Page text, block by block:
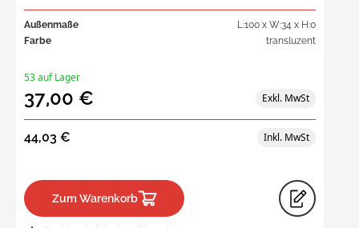
Außenmaße
L:100 x W:34 x H:0
Farbe
transluzent
53 auf Lager
37,00 €
44,03 €
Zum Warenkorb